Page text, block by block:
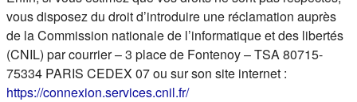
vous disposez du droit d’introduire une réclamation auprès
de la Commission nationale de l’informatique et des libertés
(CNIL) par courrier – 3 place de Fontenoy – TSA 80715-
75334 PARIS CEDEX 07 ou sur son site internet :
https://connexion.services.cnil.fr/(s'ouvre dans un nouvel